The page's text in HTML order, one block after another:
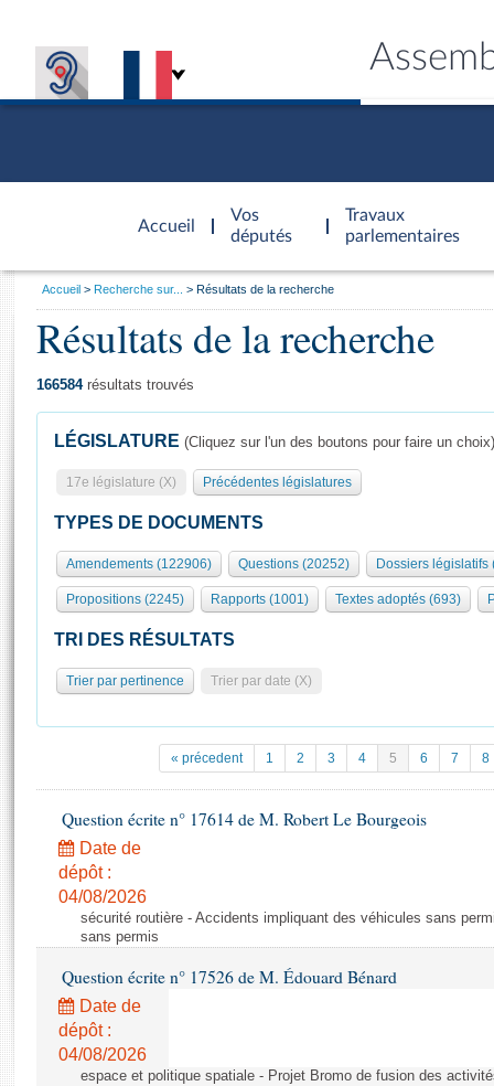
Accueil
d'accueil
Vos
députés
Travaux
parlementaires
Présidence
577 députés
Groupes politiques
Séance publique
Commissions et autres organes
Europe et International
Pétitions
Projets de loi
Propositions de loi
Amendements
Textes adoptés
Rapports législatifs
Rapports sur l'application des lois
Baromètre de l’application des lois
Général
Rôle et pouvoirs de l'Assemblée
Organisation de l'Assemblée
Présidence Conférence des Présidents Bureau Collège des
Statistiques et chiffres clés
Documents de référence
( Constitution | Règlement de l'Assemblée ... )
Histoire
Juniors
Anciennes législatures
Visiter l'Assemblée
Visite virtuelle du palais Bourbon
Assister à une séance
La Bibliothèque
Contacts et plan d'accès
Photos libres de droit
Vous
Accueil Recherche sur... Résultats de la recherche
Résultats de la recherche
166584résultats trouvés
LÉGISLATURE (Cliquez sur l'un des boutons pour faire un choix)
17e législature (X) Précédentes législatures
TYPES DE DOCUMENTS
Amendements (122906) Questions (20252) Dossiers législatifs
Propositions (2245) Rapports (1001) Textes adoptés (693)
TRI DES RÉSULTATS
Trier par pertinence Trier par date (X)
« précedent 1 2 3 4 5 6 7 8
Question écrite n° 17614 de M. Robert Le Bourgeois
Date de
dépôt :
04/08/2026
sécurité routière - Accidents impliquant des véhicules sans
sans permis
Question écrite n° 17526 de M. Édouard Bénard
Date de
dépôt :
04/08/2026
espace et politique spatiale - Projet Bromo de fusion des